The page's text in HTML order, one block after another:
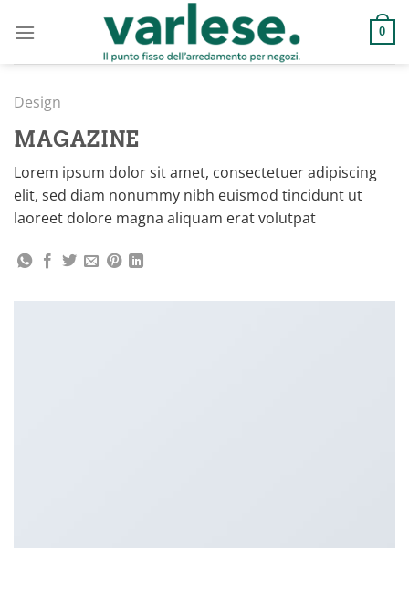
0
Design
MAGAZINE
Lorem ipsum dolor sit amet, consectetuer adipiscing
elit, sed diam nonummy nibh euismod tincidunt ut
laoreet dolore magna aliquam erat volutpat